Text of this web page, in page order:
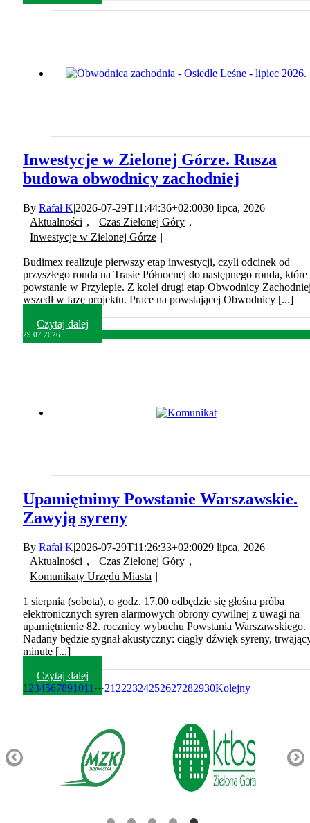
Inwestycje w Zielonej Górze. Rusza
budowa obwodnicy zachodniej
By Rafał K|2026-07-29T11:44:36+02:0030 lipca, 2026|
Aktualności , Czas Zielonej Góry ,
Inwestycje w Zielonej Górze |
Budimex realizuje pierwszy etap inwestycji, czyli odcinek od
przyszłego ronda na Trasie Północnej do następnego ronda, które
powstanie w Przylepie. Z kolei drugi etap Obwodnicy
wszedł w fazę projektu. Prace na powstającej Obwodnicy [...]
Czytaj dalej
29 07.2026
Upamiętnimy Powstanie Warszawskie.
Zawyją syreny
By Rafał K|2026-07-29T11:26:33+02:0029 lipca, 2026|
Aktualności , Czas Zielonej Góry ,
Komunikaty Urzędu Miasta |
1 sierpnia (sobota), o godz. 17.00 odbędzie się głośna próba
elektronicznych syren alarmowych obrony cywilnej z uwagi na
upamiętnienie 82. rocznicy wybuchu Powstania Warszawskiego.
Nadany będzie sygnał akustyczny: ciągły dźwięk syreny,
minutę [...]
Czytaj dalej
1 234567891011 ···21 222324252627282930Kolejny